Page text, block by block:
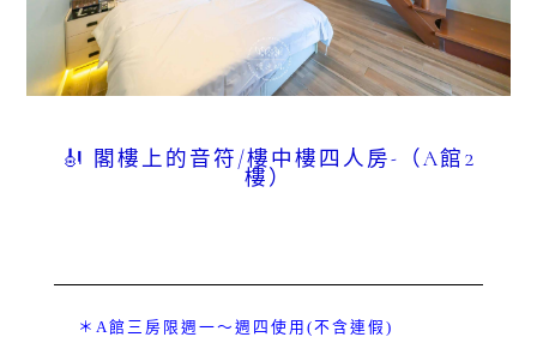
🎻 閣樓上的音符/樓中樓四人房-（A館2
樓）
＊A館三房限週一～週四使用(不含連假)